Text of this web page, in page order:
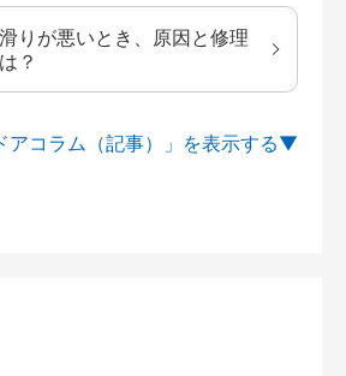
りが悪いとき、原因と修理
？
アコラム（記事）」を